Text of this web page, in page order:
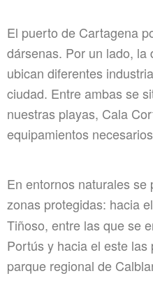
El puerto de Cartagena
dársenas. Por un lado,
ubican diferentes
ciudad. Entre ambas se
nuestras playas, Cala
equipamientos
En entornos naturales se
zonas protegidas: hacia
Tiñoso, entre las que se
Portús y hacia el este
parque regional de